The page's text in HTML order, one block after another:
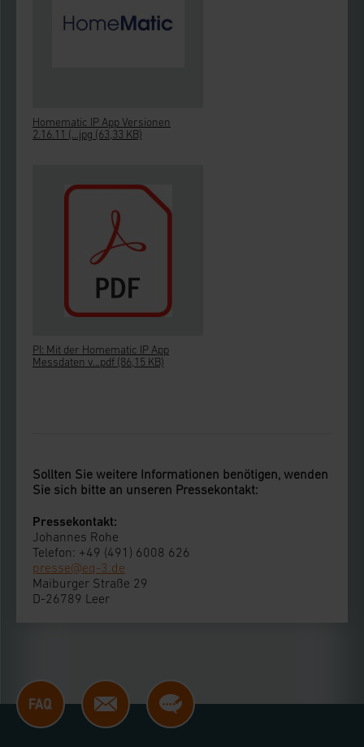
Homematic IP App Versionen
2.16.11 (...jpg (63,33 KB)
PI: Mit der Homematic IP App
Messdaten v...pdf (86,15 KB)
Sollten Sie weitere Informationen benötigen, wenden
Sie sich bitte an unseren Pressekontakt:
Pressekontakt:
Johannes Rohe
Telefon: +49 (491) 6008 626
presse@eq-3.de
Maiburger Straße 29
D-26789 Leer